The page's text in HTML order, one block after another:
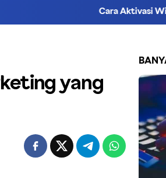
Cara Aktivasi Windows 10
yang